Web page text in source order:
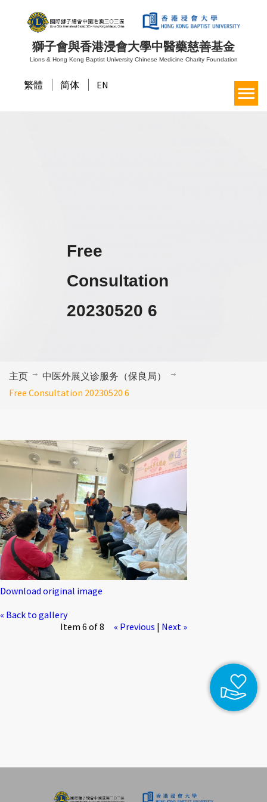
獅子會與香港浸會大學中醫藥慈善基金
Lions & Hong Kong Baptist University Chinese Medicine Charity Foundation
繁體 简体 EN
Free
Consultation
20230520 6
主页
中医外展义诊服务（保良局）
Free Consultation 20230520 6
Download original image
« Back to gallery
Item 6 of 8
« Previous | Next »